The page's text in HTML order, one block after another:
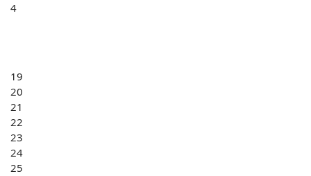
4
19
20
21
22
23
24
25